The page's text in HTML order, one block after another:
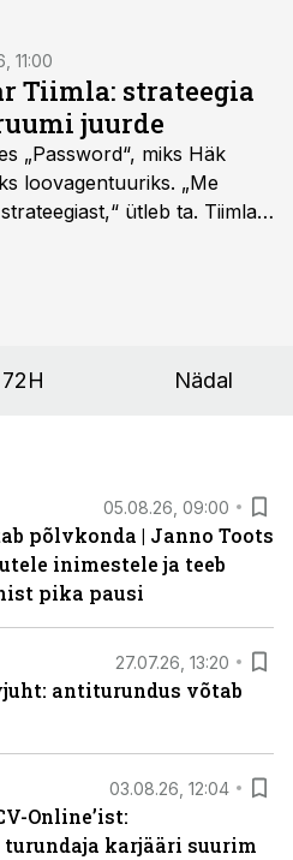
11:00
Tiimla: strateegia
juurde
„Password“, miks Häk
loovagentuuriks. „Me
ütleb ta. Tiimla
72H Nädal
05.08.26, 09:00
põlvkonda | Janno Toots
inimestele ja teeb
pika pausi
27.07.26, 13:20
antiturundus võtab
03.08.26, 12:04
Online’ist:
karjääri suurim